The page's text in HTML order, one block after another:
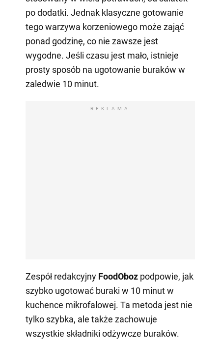
po dodatki. Jednak klasyczne gotowanie
tego warzywa korzeniowego może zająć
ponad godzinę, co nie zawsze jest
wygodne. Jeśli czasu jest mało, istnieje
prosty sposób na ugotowanie buraków w
zaledwie 10 minut.
REKLAMA
Zespół redakcyjny FoodOboz podpowie, jak
szybko ugotować buraki w 10 minut w
kuchence mikrofalowej. Ta metoda jest nie
tylko szybka, ale także zachowuje
wszystkie składniki odżywcze buraków.